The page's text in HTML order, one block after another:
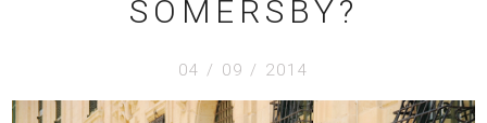
SOMERSBY?
04 / 09 / 2014